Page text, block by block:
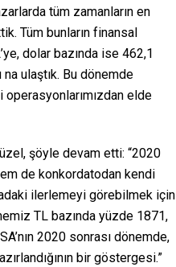
tüm zamanların en
Tüm bunların finansal
dolar bazında ise 462,1
ulaştık. Bu dönemde
operasyonlarımızdan elde
şöyle devam etti: “2020
de konkordatodan kendi
ilerlemeyi görebilmek için
TL bazında yüzde 1871,
2020 sonrası dönemde,
bir göstergesi.”